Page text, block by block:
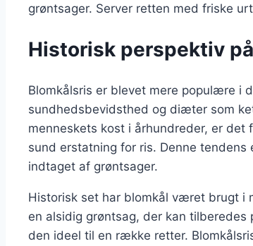
grøntsager. Server retten med friske
Historisk perspektiv
Blomkålsris er blevet mere populære i
sundhedsbevidsthed og diæter som
menneskets kost i århundreder, er
sund erstatning for ris. Denne
indtaget af grøntsager.
Historisk set har blomkål været brugt i
en alsidig grøntsag, der kan
den ideel til en række retter.